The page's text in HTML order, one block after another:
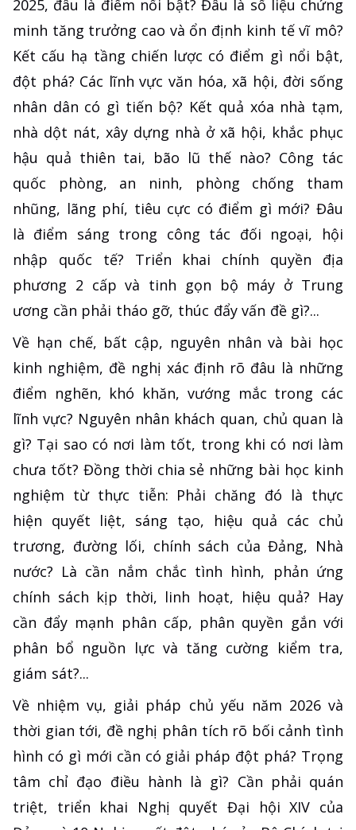
2025, đâu là điểm nổi bật? Đâu là số liệu chứng
minh tăng trưởng cao và ổn định kinh tế vĩ mô?
Kết cấu hạ tầng chiến lược có điểm gì nổi bật,
đột phá? Các lĩnh vực văn hóa, xã hội, đời sống
nhân dân có gì tiến bộ? Kết quả xóa nhà tạm,
nhà dột nát, xây dựng nhà ở xã hội, khắc phục
hậu quả thiên tai, bão lũ thế nào? Công tác
quốc phòng, an ninh, phòng chống tham
nhũng, lãng phí, tiêu cực có điểm gì mới? Đâu
là điểm sáng trong công tác đối ngoại, hội
nhập quốc tế? Triển khai chính quyền địa
phương 2 cấp và tinh gọn bộ máy ở Trung
ương cần phải tháo gỡ, thúc đẩy vấn đề gì?...
Về hạn chế, bất cập, nguyên nhân và bài học
kinh nghiệm, đề nghị xác định rõ đâu là những
điểm nghẽn, khó khăn, vướng mắc trong các
lĩnh vực? Nguyên nhân khách quan, chủ quan là
gì? Tại sao có nơi làm tốt, trong khi có nơi làm
chưa tốt? Đồng thời chia sẻ những bài học kinh
nghiệm từ thực tiễn: Phải chăng đó là thực
hiện quyết liệt, sáng tạo, hiệu quả các chủ
trương, đường lối, chính sách của Đảng, Nhà
nước? Là cần nắm chắc tình hình, phản ứng
chính sách kịp thời, linh hoạt, hiệu quả? Hay
cần đẩy mạnh phân cấp, phân quyền gắn với
phân bổ nguồn lực và tăng cường kiểm tra,
giám sát?...
Về nhiệm vụ, giải pháp chủ yếu năm 2026 và
thời gian tới, đề nghị phân tích rõ bối cảnh tình
hình có gì mới cần có giải pháp đột phá? Trọng
tâm chỉ đạo điều hành là gì? Cần phải quán
triệt, triển khai Nghị quyết Đại hội XIV của